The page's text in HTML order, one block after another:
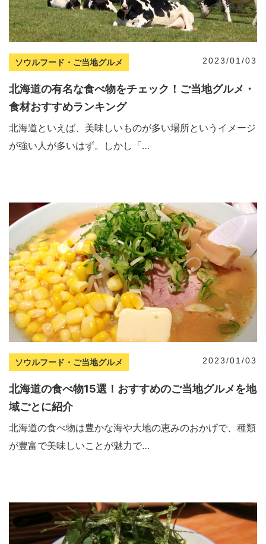
ソウルフード・ご当地グルメ 2023/01/03
北海道の有名な食べ物をチェック！ご当地グルメ・
食材おすすめランキング
北海道といえば、美味しいものが多い場所というイメージ
が強い人が多いはず。しかし「…
ソウルフード・ご当地グルメ 2023/01/03
北海道の食べ物15選！おすすめのご当地グルメを地
域ごとに紹介
北海道の食べ物は豊かな海や大地の恵みのおかげで、種類
が豊富で美味しいことが魅力で…